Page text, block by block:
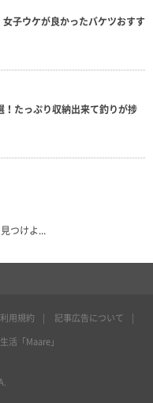
子ウケが良かったバケツおすす
！たっぷり収納出来て釣りが捗
つけよ...
利用規約
記事広告について
活「Maare」
.